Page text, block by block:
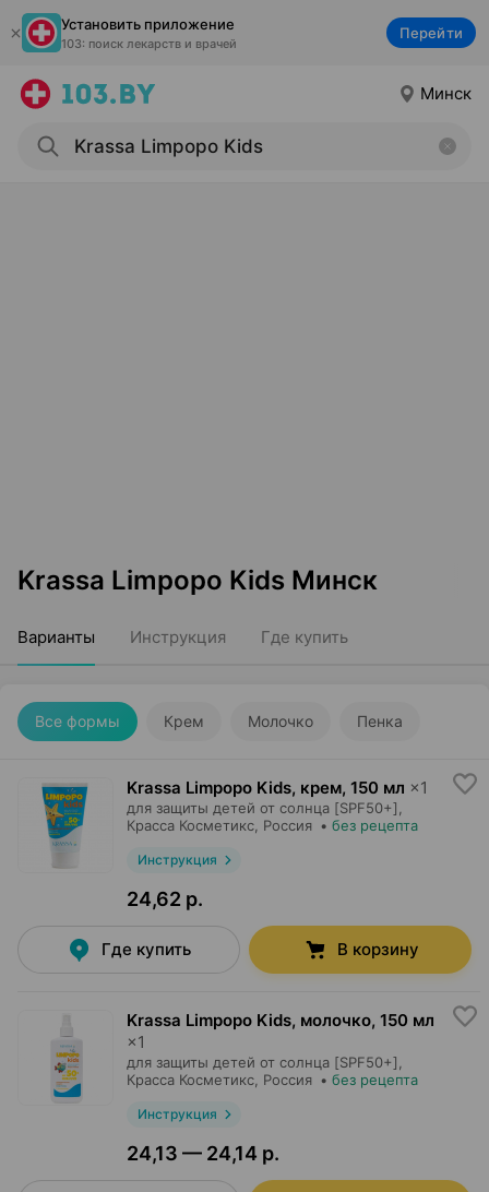
Установить приложение
103: поиск лекарств и врачей
Перейти
Минск
Krassa Limpopo Kids Минск
Варианты Инструкция Где купить
Все формы Крем Молочко Пенка
Krassa Limpopo Kids, крем, 150 мл ×1
для защиты детей от солнца [SPF50+],
Красса Косметикс , Россия • без рецепта
Инструкция
24,62 р.
Где купить В корзину
Krassa Limpopo Kids, молочко, 150 мл
×1
для защиты детей от солнца [SPF50+],
Красса Косметикс , Россия • без рецепта
Инструкция
24,13 — 24,14 р.